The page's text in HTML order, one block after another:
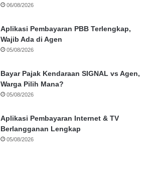
06/08/2026
Aplikasi Pembayaran PBB Terlengkap,
Wajib Ada di Agen
05/08/2026
Bayar Pajak Kendaraan SIGNAL vs Agen,
Warga Pilih Mana?
05/08/2026
Aplikasi Pembayaran Internet & TV
Berlangganan Lengkap
05/08/2026